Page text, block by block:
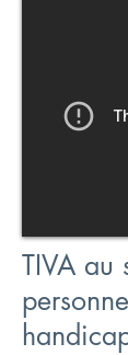
TIVA au